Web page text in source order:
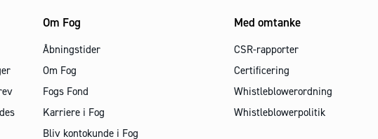
Om Fog
Åbningstider
Om Fog
Fogs Fond
Karriere i Fog
Bliv kontokunde i Fog
Med omtanke
CSR-rapporter
Certificering
Whistleblowerordning
Whistleblowerpolitik